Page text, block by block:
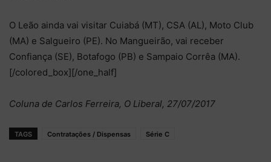
O Leão ainda vai visitar Cuiabá (MT), CSA (AL), Moto Club
(MA) e Salgueiro (PE). No Mangueirão, vai receber
Confiança (SE), Botafogo (PB) e Sampaio Corrêa (MA).
[/colored_box][/one_half]
Coluna de Carlos Ferreira, O Liberal, 27/07/2017
TAGS Contratações / Dispensas Série C